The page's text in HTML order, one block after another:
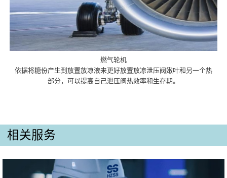
燃气轮机
依据将糖份产生到放置放凉液来更好放置放凉泄压阀嫩叶和另一个热
部分，可以提高自己泄压阀热效率和生存期。
相关服务